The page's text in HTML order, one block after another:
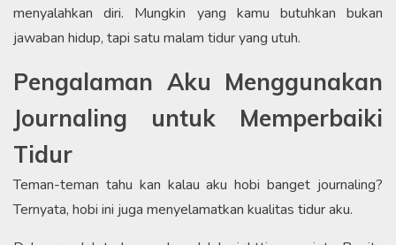
menyalahkan diri. Mungkin yang kamu butuhkan bukan
jawaban hidup, tapi satu malam tidur yang utuh.
Pengalaman Aku Menggunakan
Journaling untuk Memperbaiki
Tidur
Teman-teman tahu kan kalau aku hobi banget journaling?
Ternyata, hobi ini juga menyelamatkan kualitas tidur aku.